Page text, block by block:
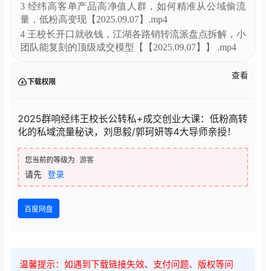
3 经纬高客单产品高净值人群，如何精准从公域偷流
量，低粉高变现【2025.09.07】.mp4
4 王校长开口就收钱，江湖各路销转流派盘点拆解，小
团队能复刻的顶级成交模型【【2025.09.07】】 .mp4
下载权限
查看
2025群响经纬王校长公转私+成交创业大课：低粉高转
化的私域流量秘诀，刘思毅/郭珂妍等4大导师亲授！
您当前的等级为 游客
请先 登录
百度网盘
温馨提示：如遇到下载链接失效、支付问题、版权等问